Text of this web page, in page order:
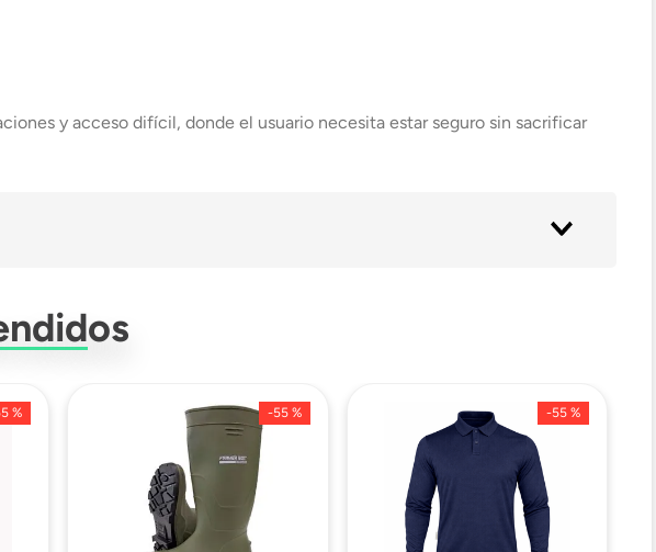
y acceso difícil, donde el usuario necesita estar seguro sin sacrificar
% -55 % -55 %